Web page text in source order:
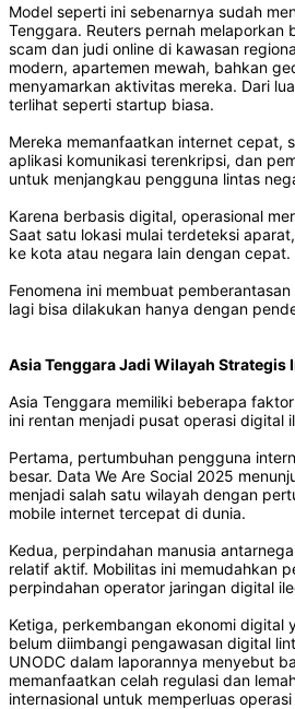
Model seperti ini sebenarnya sudah
Tenggara. Reuters pernah melaporkan
scam dan judi online di kawasan
modern, apartemen mewah, bahkan
menyamarkan aktivitas mereka. Dari
terlihat seperti startup biasa.
Mereka memanfaatkan internet cepat,
aplikasi komunikasi terenkripsi, dan
untuk menjangkau pengguna lintas
Karena berbasis digital, operasional
Saat satu lokasi mulai terdeteksi
ke kota atau negara lain dengan cepat.
Fenomena ini membuat
lagi bisa dilakukan hanya dengan
Asia Tenggara Jadi Wilayah Strategis
Asia Tenggara memiliki beberapa
ini rentan menjadi pusat operasi digital
Pertama, pertumbuhan pengguna
besar. Data We Are Social 2025
menjadi salah satu wilayah dengan
mobile internet tercepat di dunia.
Kedua, perpindahan manusia
relatif aktif. Mobilitas ini memudahkan
perpindahan operator jaringan digital
Ketiga, perkembangan ekonomi digital
belum diimbangi pengawasan digital
UNODC dalam laporannya menyebut
memanfaatkan celah regulasi dan
internasional untuk memperluas